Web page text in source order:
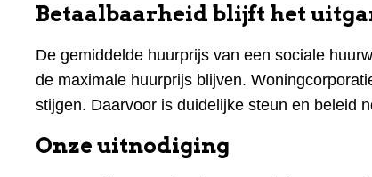
Betaalbaarheid blijft het
De gemiddelde huurprijs van een sociale
de maximale huurprijs blijven.
stijgen. Daarvoor is duidelijke steun en beleid
Onze uitnodiging